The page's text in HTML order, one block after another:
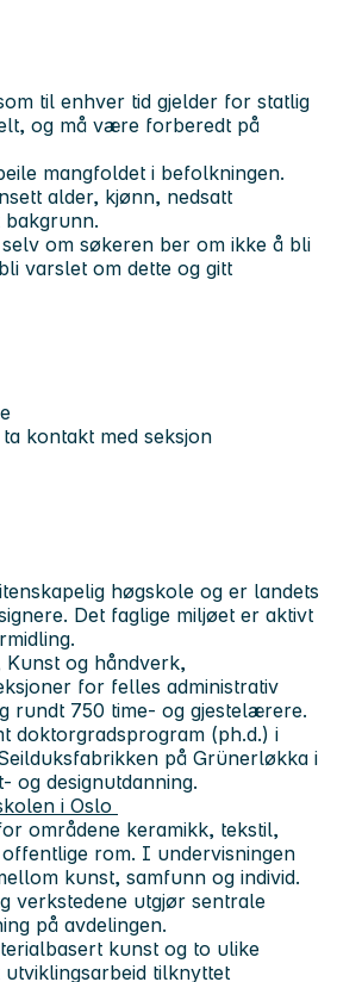
til enhver tid gjelder for statlig
og må være forberedt på
mangfoldet i befolkningen.
alder, kjønn, nedsatt
bakgrunn.
om søkeren ber om ikke å bli
varslet om dette og gitt
kontakt med seksjon
høgskole og er landets
Det faglige miljøet er aktivt
Kunst og håndverk,
for felles administrativ
rundt 750 time- og gjestelærere.
doktorgradsprogram (ph.d.) i
på Grünerløkka i
og designutdanning.
i Oslo
områdene keramikk, tekstil,
rom. I undervisningen
kunst, samfunn og individ.
verkstedene utgjør sentrale
på avdelingen.
kunst og to ulike
tilknyttet